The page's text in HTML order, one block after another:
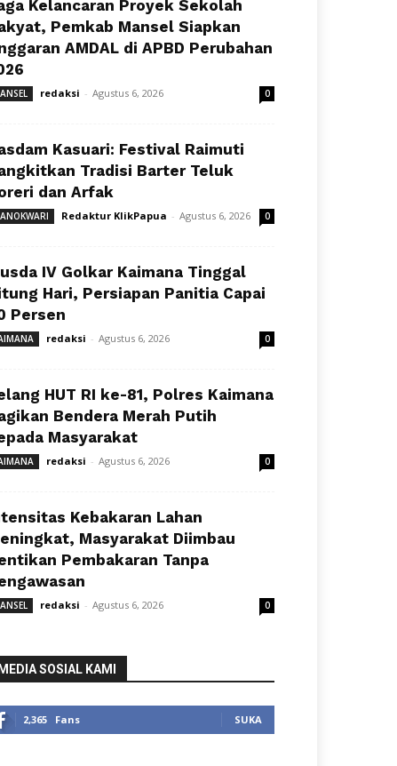
Kelancaran Proyek Sekolah
Pemkab Mansel Siapkan
AMDAL di APBD Perubahan
redaksi - Agustus 6, 2026 0
Kasuari: Festival Raimuti
Tradisi Barter Teluk
dan Arfak
Redaktur KlikPapua - Agustus 6, 2026 0
IV Golkar Kaimana Tinggal
Hari, Persiapan Panitia Capai
Persen
redaksi - Agustus 6, 2026 0
HUT RI ke-81, Polres Kaimana
Bendera Merah Putih
Masyarakat
redaksi - Agustus 6, 2026 0
Kebakaran Lahan
Masyarakat Diimbau
Pembakaran Tanpa
redaksi - Agustus 6, 2026 0
MEDIA SOSIAL KAMI
2,365 Fans SUKA